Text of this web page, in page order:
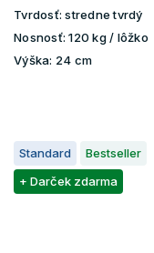
Tvrdosť: stredne tvrdý
Nosnosť: 120 kg / lôžko
Výška: 24 cm
Standard
Bestseller
+ Darček zdarma